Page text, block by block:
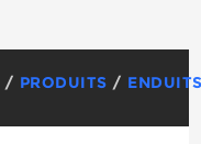
/ PRODUITS /